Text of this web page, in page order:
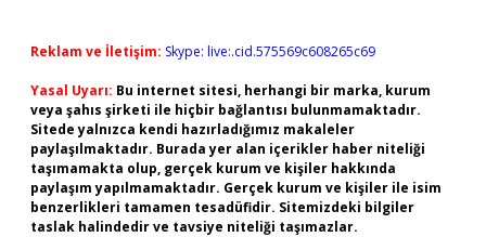
Reklam ve İletişim: Skype: live:.cid.575569c608265c69
Yasal Uyarı: Bu internet sitesi, herhangi bir marka, kurum
veya şahıs şirketi ile hiçbir bağlantısı bulunmamaktadır.
Sitede yalnızca kendi hazırladığımız makaleler
paylaşılmaktadır. Burada yer alan içerikler haber niteliği
taşımamakta olup, gerçek kurum ve kişiler hakkında
paylaşım yapılmamaktadır. Gerçek kurum ve kişiler ile isim
benzerlikleri tamamen tesadüfidir. Sitemizdeki bilgiler
taslak halindedir ve tavsiye niteliği taşımazlar.